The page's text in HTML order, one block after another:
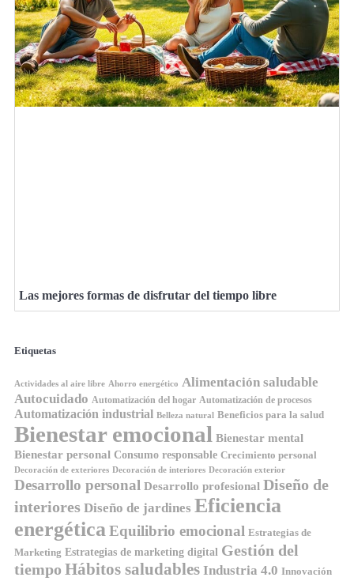
Las mejores formas de disfrutar del tiempo libre
Etiquetas
Actividades al aire libre Ahorro energético Alimentación saludable
Autocuidado Automatización del hogar Automatización de procesos
Automatización industrial Belleza natural Beneficios para la salud
Bienestar emocional Bienestar mental
Bienestar personal Consumo responsable Crecimiento personal
Decoración de exteriores Decoración de interiores Decoración exterior
Desarrollo personal Desarrollo profesional Diseño de
interiores Diseño de jardines Eficiencia
energéticaEquilibrio emocional Estrategias de
Marketing Estrategias de marketing digital Gestión del
tiempo Hábitos saludables Industria 4.0 Innovación